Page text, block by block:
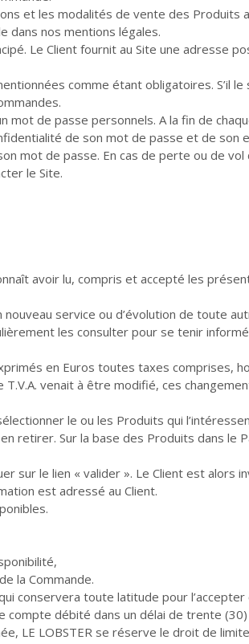
et les modalités de vente des Produits
dans nos mentions légales.
Le Client fournit au Site une adresse
comme étant obligatoires. S’il
de passe personnels. A la fin de
de son mot de passe et de
mot de passe. En cas de perte ou de
le Site.
avoir lu, compris et accepté les
nouveau service ou d’évolution de toute
les consulter pour se tenir
en Euros toutes taxes comprises,
T.V.A. venait à être modifié, ces
le ou les Produits qui
retirer. Sur la base des Produits dans le
sur le lien « valider ». Le Client est
est adressé au Client.
la Commande.
conservera toute latitude pour
débité dans un délai de trente
LE LOBSTER se réserve le droit de